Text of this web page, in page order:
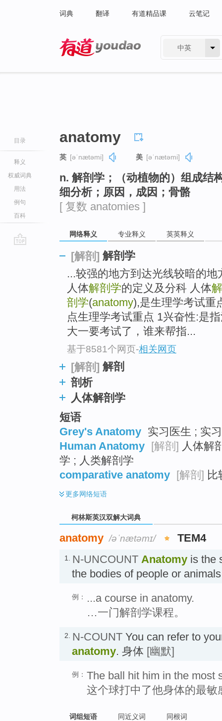
词典 翻译 有道精品课 云笔记
中英
目录
释义
权威词典
用法
例句
百科
anatomy
英 [əˈnætəmi] 美 [əˈnætəmi]
n. 解剖学；（动植物的）组成结
细分析；原因，成因；骨骼
[ 复数 anatomies ]
网络释义 专业释义 英英释义
[解剖] 解剖学
...较强的地方到达光线较暗的
人体解剖学的定义及分科 人体
剖学(anatomy),是生理学考试重
点生理学考试重点 1兴奋性:是
大一要考试了，谁来帮指...
基于8581个网页-相关网页
[解剖] 解剖
剖析
人体解剖学
短语
Grey's Anatomy 实习医生 ; 实
Human Anatomy [解剖] 人体解
学 ; 人类解剖学
comparative anatomy [解剖] 比
更多网络短语
柯林斯英汉双解大词典
anatomy /əˈnætəmɪ/ TEM4
1. N-UNCOUNT Anatomy is the
the bodies of people or
例：
...a course in anatomy.
…一门解剖学课程。
2. N-COUNT You can refer to
anatomy. 身体 [幽默]
例： The ball hit him in the most
这个球打中了他身体的最敏
词组短语 同近义词 同根词